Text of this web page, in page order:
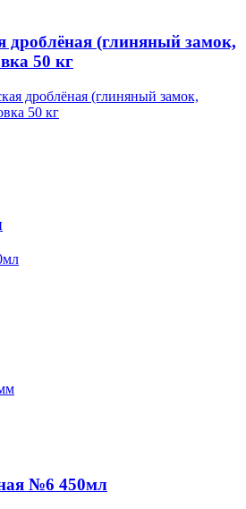
дроблёная (глиняный замок,
50 кг
№6 450мл